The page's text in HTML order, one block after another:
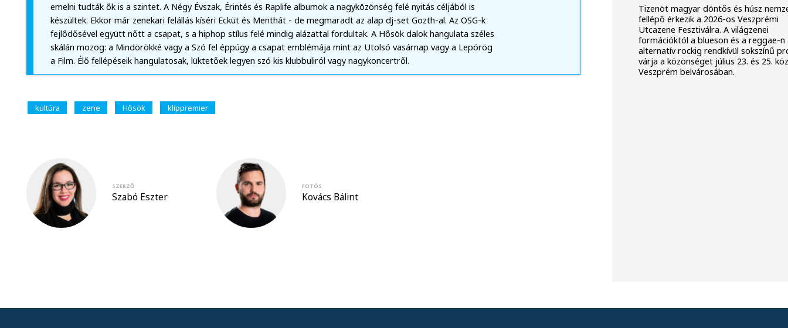
emelni tudták ők is a szintet. A Négy Évszak, Érintés és Raplife albumok a nagyközönség felé nyitás céljából is
készültek. Ekkor már zenekari felállás kíséri Ecküt és Menthát - de megmaradt az alap dj-set Gozth-al. Az OSG-k
fejlődősével együtt nőtt a csapat, s a hiphop stílus felé mindig alázattal fordultak. A Hősök dalok hangulata széles
skálán mozog: a Mindörökké vagy a Szó fel éppúgy a csapat emblémája mint az Utolsó vasárnap vagy a Lepörög
a Film. Élő fellépéseik hangulatosak, lüktetőek legyen szó kis klubbuliról vagy nagykoncertről.
kultúra zene Hősök klippremier
SZERZŐ
Szabó Eszter
FOTÓS
Kovács Bálint
Tizenöt magyar döntős és húsz
fellépő érkezik a 2026-os Veszprémi
Utcazene Fesztiválra. A világzenei
formációktól a blueson és a reggae-n
alternatív rockig rendkívül sokszínű
várja a közönséget július 23. és 25.
Veszprém belvárosában.